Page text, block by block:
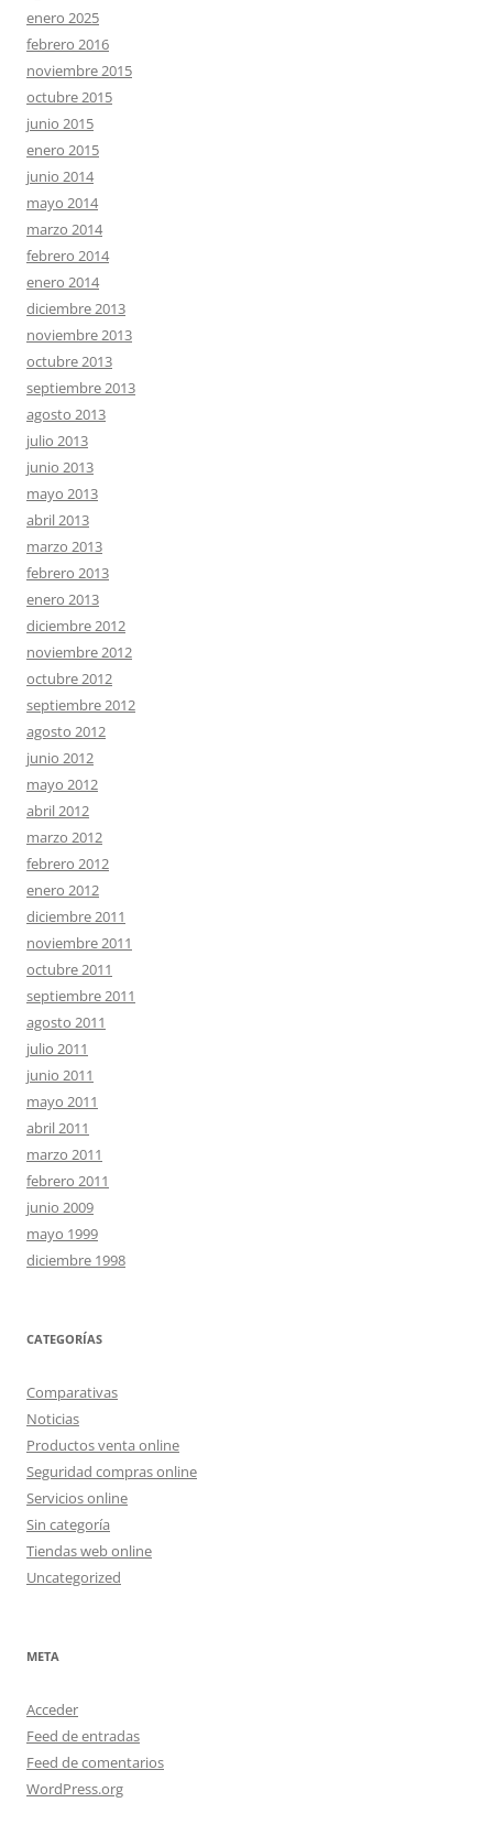
enero 2025
febrero 2016
noviembre 2015
octubre 2015
junio 2015
enero 2015
junio 2014
mayo 2014
marzo 2014
febrero 2014
enero 2014
diciembre 2013
noviembre 2013
octubre 2013
septiembre 2013
agosto 2013
julio 2013
junio 2013
mayo 2013
abril 2013
marzo 2013
febrero 2013
enero 2013
diciembre 2012
noviembre 2012
octubre 2012
septiembre 2012
agosto 2012
junio 2012
mayo 2012
abril 2012
marzo 2012
febrero 2012
enero 2012
diciembre 2011
noviembre 2011
octubre 2011
septiembre 2011
agosto 2011
julio 2011
junio 2011
mayo 2011
abril 2011
marzo 2011
febrero 2011
junio 2009
mayo 1999
diciembre 1998
CATEGORÍAS
Comparativas
Noticias
Productos venta online
Seguridad compras online
Servicios online
Sin categoría
Tiendas web online
Uncategorized
META
Acceder
Feed de entradas
Feed de comentarios
WordPress.org